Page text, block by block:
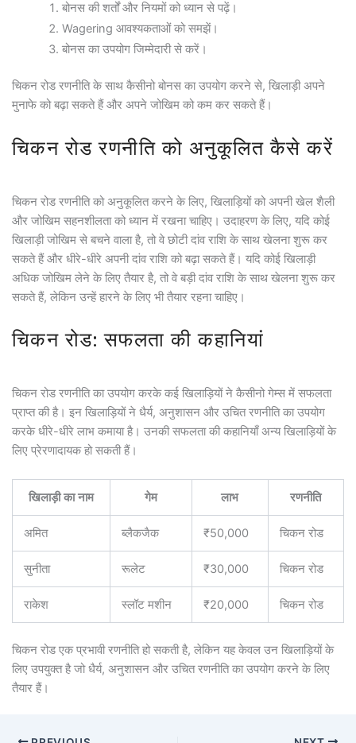
बोनस की शर्तों और नियमों को ध्यान से पढ़ें।
Wagering आवश्यकताओं को समझें।
बोनस का उपयोग जिम्मेदारी से करें।
चिकन रोड रणनीति के साथ कैसीनो बोनस का उपयोग करने से, खिलाड़ी अपने
मुनाफे को बढ़ा सकते हैं और अपने जोखिम को कम कर सकते हैं।
चिकन रोड रणनीति को अनुकूलित कैसे करें
चिकन रोड रणनीति को अनुकूलित करने के लिए, खिलाड़ियों को अपनी खेल शैली
और जोखिम सहनशीलता को ध्यान में रखना चाहिए। उदाहरण के लिए, यदि कोई
खिलाड़ी जोखिम से बचने वाला है, तो वे छोटी दांव राशि के साथ खेलना शुरू कर
सकते हैं और धीरे-धीरे अपनी दांव राशि को बढ़ा सकते हैं। यदि कोई खिलाड़ी
अधिक जोखिम लेने के लिए तैयार है, तो वे बड़ी दांव राशि के साथ खेलना शुरू कर
सकते हैं, लेकिन उन्हें हारने के लिए भी तैयार रहना चाहिए।
चिकन रोड: सफलता की कहानियां
चिकन रोड रणनीति का उपयोग करके कई खिलाड़ियों ने कैसीनो गेम्स में सफलता
प्राप्त की है। इन खिलाड़ियों ने धैर्य, अनुशासन और उचित रणनीति का उपयोग
करके धीरे-धीरे लाभ कमाया है। उनकी सफलता की कहानियाँ अन्य खिलाड़ियों के
लिए प्रेरणादायक हो सकती हैं।
खिलाड़ी का नाम गेम लाभ रणनीति
अमित ब्लैकजैक ₹50,000 चिकन रोड
सुनीता रूलेट ₹30,000 चिकन रोड
राकेश स्लॉट मशीन ₹20,000 चिकन रोड
चिकन रोड एक प्रभावी रणनीति हो सकती है, लेकिन यह केवल उन खिलाड़ियों के
लिए उपयुक्त है जो धैर्य, अनुशासन और उचित रणनीति का उपयोग करने के लिए
तैयार हैं।